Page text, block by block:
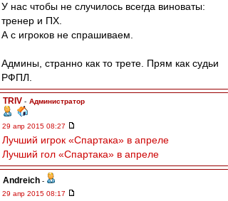
У нас чтобы не случилось всегда виноваты:
тренер и ПХ.
А с игроков не спрашиваем.
Админы, странно как то трете. Прям как судьи
РФПЛ.
TRIV - Администратор
29 апр 2015 08:27
Лучший игрок «Спартака» в апреле
Лучший гол «Спартака» в апреле
Andreich -
29 апр 2015 08:17